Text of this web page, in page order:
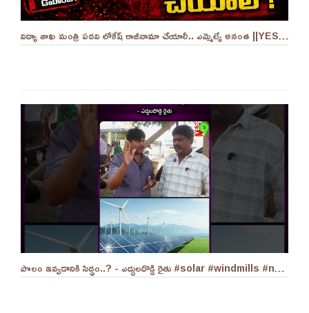
విద్యా శాఖ మంత్రి పదవి లోకేష్ రాజీనామా చేయాలీ.. ఎమ్మెల్యే అనంత ||YES 9TV
పొలం ఇవ్వడానికి సిద్ధం..? - ఎద్దులదొడ్డి రైతు #solar #windmills #naralokesh #solarenergy